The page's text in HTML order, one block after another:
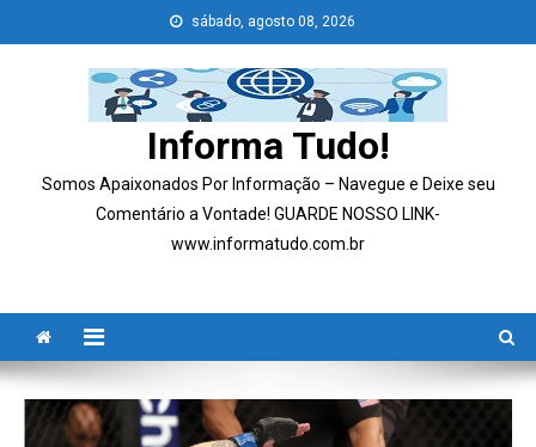
to
sábado, agosto 08, 2026
Informa Tudo!
Somos Apaixonados Por Informação – Navegue e Deixe seu
Comentário a Vontade! GUARDE NOSSO LINK-
www.informatudo.com.br